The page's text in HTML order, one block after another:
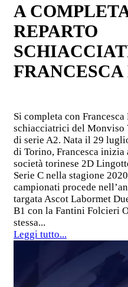
A
REPARTO
FRANCESCA
Si completa con
schiacciatrici del Monviso
di serie A2. Nata il 29
di Torino, Francesca
società torinese 2D
Serie C nella stagione
campionati procede
targata Ascot Labormet
B1 con la Fantini Folcieri
stessa...
Leggi tutto...